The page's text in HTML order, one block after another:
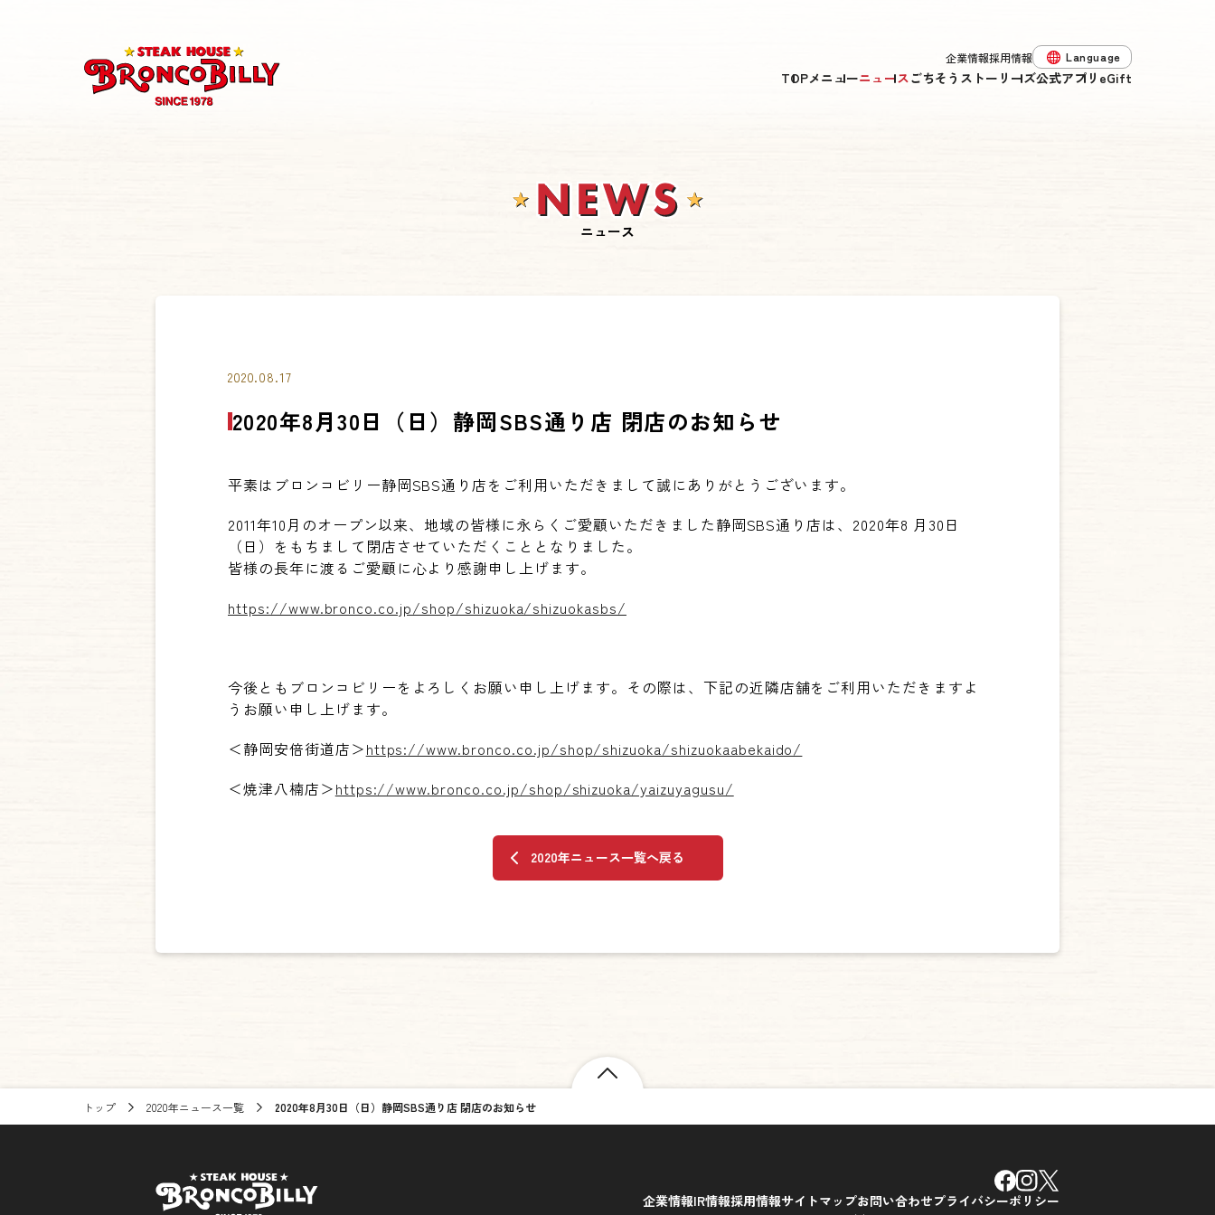
TOPメニューニュースごちそうストーリーズ公式アプリ eGift
企業情報採用情報 Language
한국어
ニュース
2020.08.17
2020年8月30日（日）静岡SBS通り店 閉店のお知らせ
平素はブロンコビリー静岡SBS通り店をご利用いただきまして誠にありがとうございます。
2011年10月のオープン以来、地域の皆様に永らくご愛顧いただきました静岡SBS通り店は、2020年8 月30日
（日）をもちまして閉店させていただくこととなりました。
皆様の長年に渡るご愛顧に心より感謝申し上げます。
https://www.bronco.co.jp/shop/shizuoka/shizuokasbs/
今後ともブロンコビリーをよろしくお願い申し上げます。その際は、下記の近隣店舗をご利用いただきますよ
うお願い申し上げます。
＜静岡安倍街道店＞https://www.bronco.co.jp/shop/shizuoka/shizuokaabekaido/
＜焼津八楠店＞https://www.bronco.co.jp/shop/shizuoka/yaizuyagusu/
2020年ニュース一覧へ戻る
トップ 2020年ニュース一覧 2020年8月30日（日）静岡SBS通り店 閉店のお知らせ
企業情報IR情報採用情報サイトマップお問い合わせプライバシーポリシー